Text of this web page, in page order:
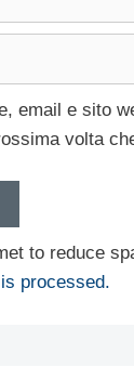
email e sito
volta
to reduce
processed.